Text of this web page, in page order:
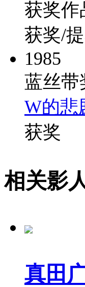
获奖作
获奖/
1985
蓝丝带
W的悲
获奖
相关影
真田